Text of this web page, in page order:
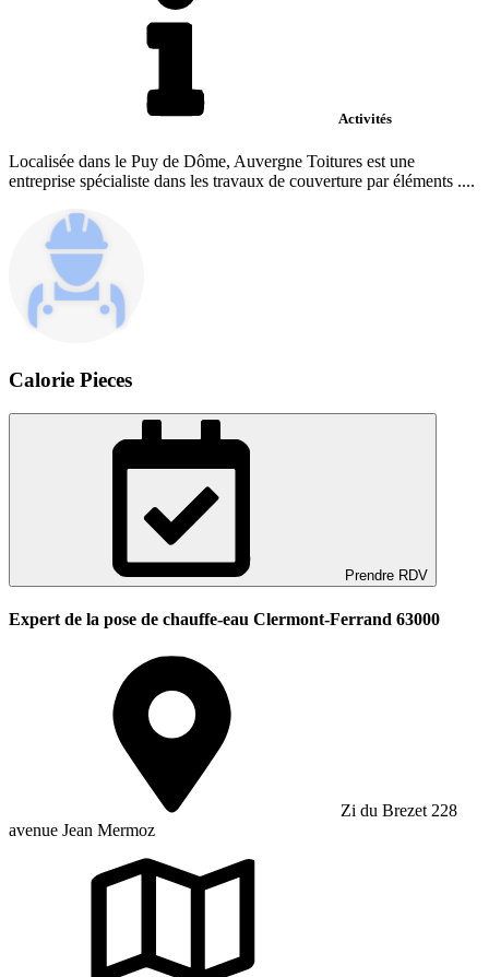
Activités
Localisée dans le Puy de Dôme, Auvergne Toitures est une
entreprise spécialiste dans les travaux de couverture par éléments ....
Calorie Pieces
Prendre RDV
Expert de la pose de chauffe-eau Clermont-Ferrand 63000
Zi du Brezet 228
avenue Jean Mermoz